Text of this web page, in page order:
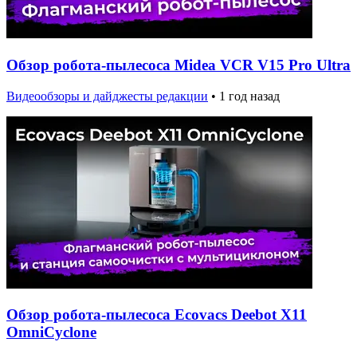
Обзор робота-пылесоса Midea VCR V15 Pro Ultra
Видеообзоры и дайджесты редакции • 1 год назад
Обзор робота-пылесоса Ecovacs Deebot X11
OmniCyclone